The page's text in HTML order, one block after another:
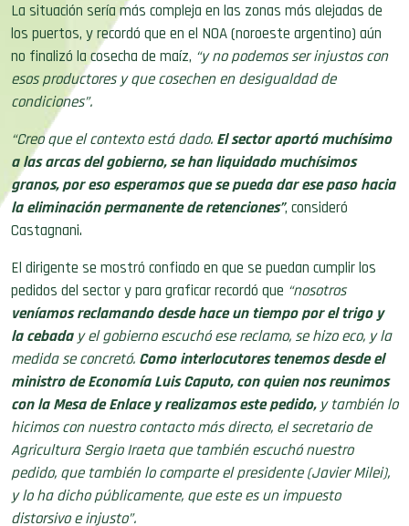
La situación sería más compleja en las zonas más alejadas de
los puertos, y recordó que en el NOA (noroeste argentino) aún
no finalizó la cosecha de maíz, “y no podemos ser injustos con
esos productores y que cosechen en desigualdad de
condiciones”.
“Creo que el contexto está dado. El sector aportó muchísimo
a las arcas del gobierno, se han liquidado muchísimos
granos, por eso esperamos que se pueda dar ese paso hacia
la eliminación permanente de retenciones”, consideró
Castagnani.
El dirigente se mostró confiado en que se puedan cumplir los
pedidos del sector y para graficar recordó que “nosotros
veníamos reclamando desde hace un tiempo por el trigo y
la cebaday el gobierno escuchó ese reclamo, se hizo eco, y la
medida se concretó. Como interlocutores tenemos desde el
ministro de Economía Luis Caputo, con quien nos reunimos
con la Mesa de Enlace y realizamos este pedido,y también lo
hicimos con nuestro contacto más directo, el secretario de
Agricultura Sergio Iraeta que también escuchó nuestro
pedido, que también lo comparte el presidente (Javier Milei),
y lo ha dicho públicamente, que este es un impuesto
distorsivo e injusto”.